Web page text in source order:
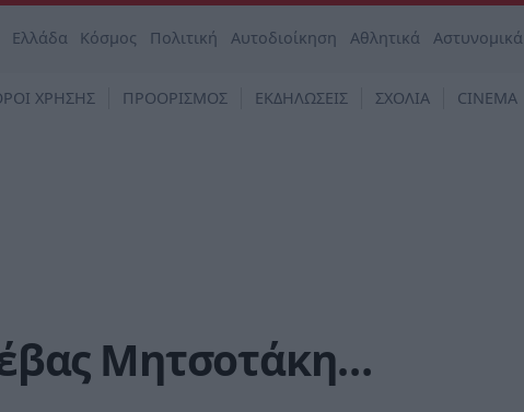
Ελλάδα Κόσμος Πολιτική Αυτοδιοίκηση Αθλητικά Αστυνομικά
ΧΡΗΣΗΣ ΠΡΟΟΡΙΣΜΟΣ ΕΚΔΗΛΩΣΕΙΣ ΣΧΟΛΙΑ CINEMA
Μητσοτάκη…